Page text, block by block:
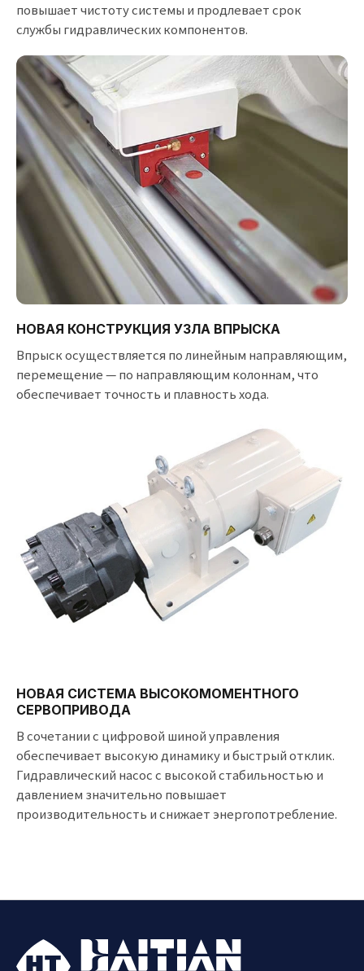
повышает чистоту системы и продлевает срок
службы гидравлических компонентов.
НОВАЯ КОНСТРУКЦИЯ УЗЛА ВПРЫСКА
Впрыск осуществляется по линейным направляющим,
перемещение — по направляющим колоннам, что
обеспечивает точность и плавность хода.
НОВАЯ СИСТЕМА ВЫСОКОМОМЕНТНОГО
СЕРВОПРИВОДА
В сочетании с цифровой шиной управления
обеспечивает высокую динамику и быстрый отклик.
Гидравлический насос с высокой стабильностью и
давлением значительно повышает
производительность и снижает энергопотребление.